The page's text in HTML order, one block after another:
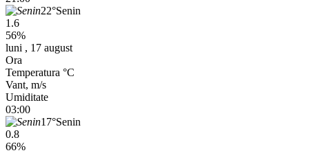
22°Senin
1.6
56%
luni , 17 august
Ora
Temperatura °C
Vant, m/s
Umiditate
03:00
17°Senin
0.8
66%